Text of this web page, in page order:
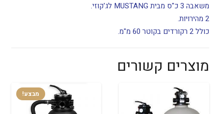
משאבה 3 כ"ס מבית MUSTANG לג'קוזי.
2 מהירויות.
כולל 2 רקורדים בקוטר 60 מ"מ.
מוצרים קשורים
מבצע!